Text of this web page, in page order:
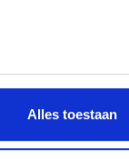
Alles toestaan